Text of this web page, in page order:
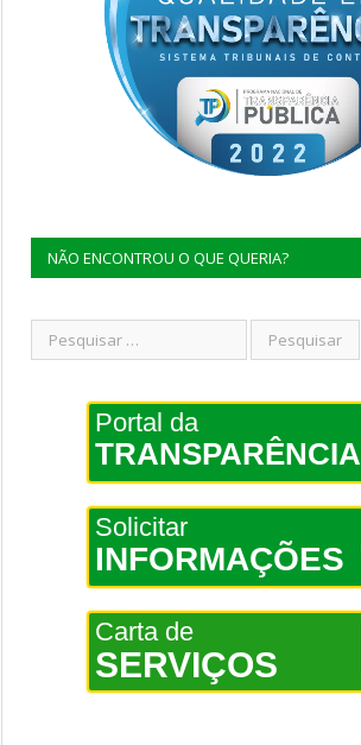
NÃO ENCONTROU O QUE QUERIA?
Portal da
TRANSPARÊNCIA
Solicitar
INFORMAÇÕES
Carta de
SERVIÇOS